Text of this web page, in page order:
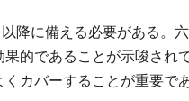
降に備える必要がある。
的であることが示唆され
カバーすることが重要であ